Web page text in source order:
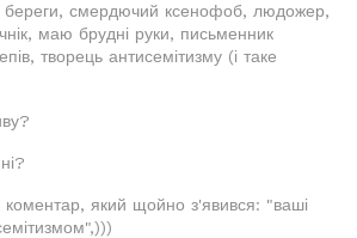
береги, смердючий ксенофоб, людожер,
маю брудні руки, письменник
творець антисемітизму (і таке
коментар, який щойно з'явився: "ваші